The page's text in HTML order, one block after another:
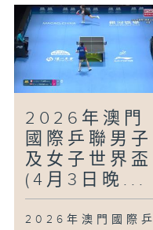
2026年澳門
國際乒聯男子
及女子世界盃
(4月3日晚...
2026年澳門國際乒